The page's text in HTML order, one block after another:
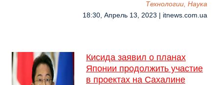
Технологии, Наука
18:30, Апрель 13, 2023 | itnews.com.ua
Кисида заявил о планах
Японии продолжить участие
в проектах на Сахалине